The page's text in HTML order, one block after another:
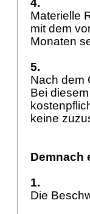
4.
Materielle
mit dem
Monaten
5.
Nach dem
Bei
keine
Demnach
1.
Die